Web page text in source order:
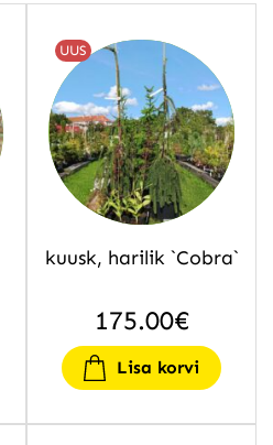
UUS
kuusk, harilik `Cobra`
175.00€
Lisa korvi